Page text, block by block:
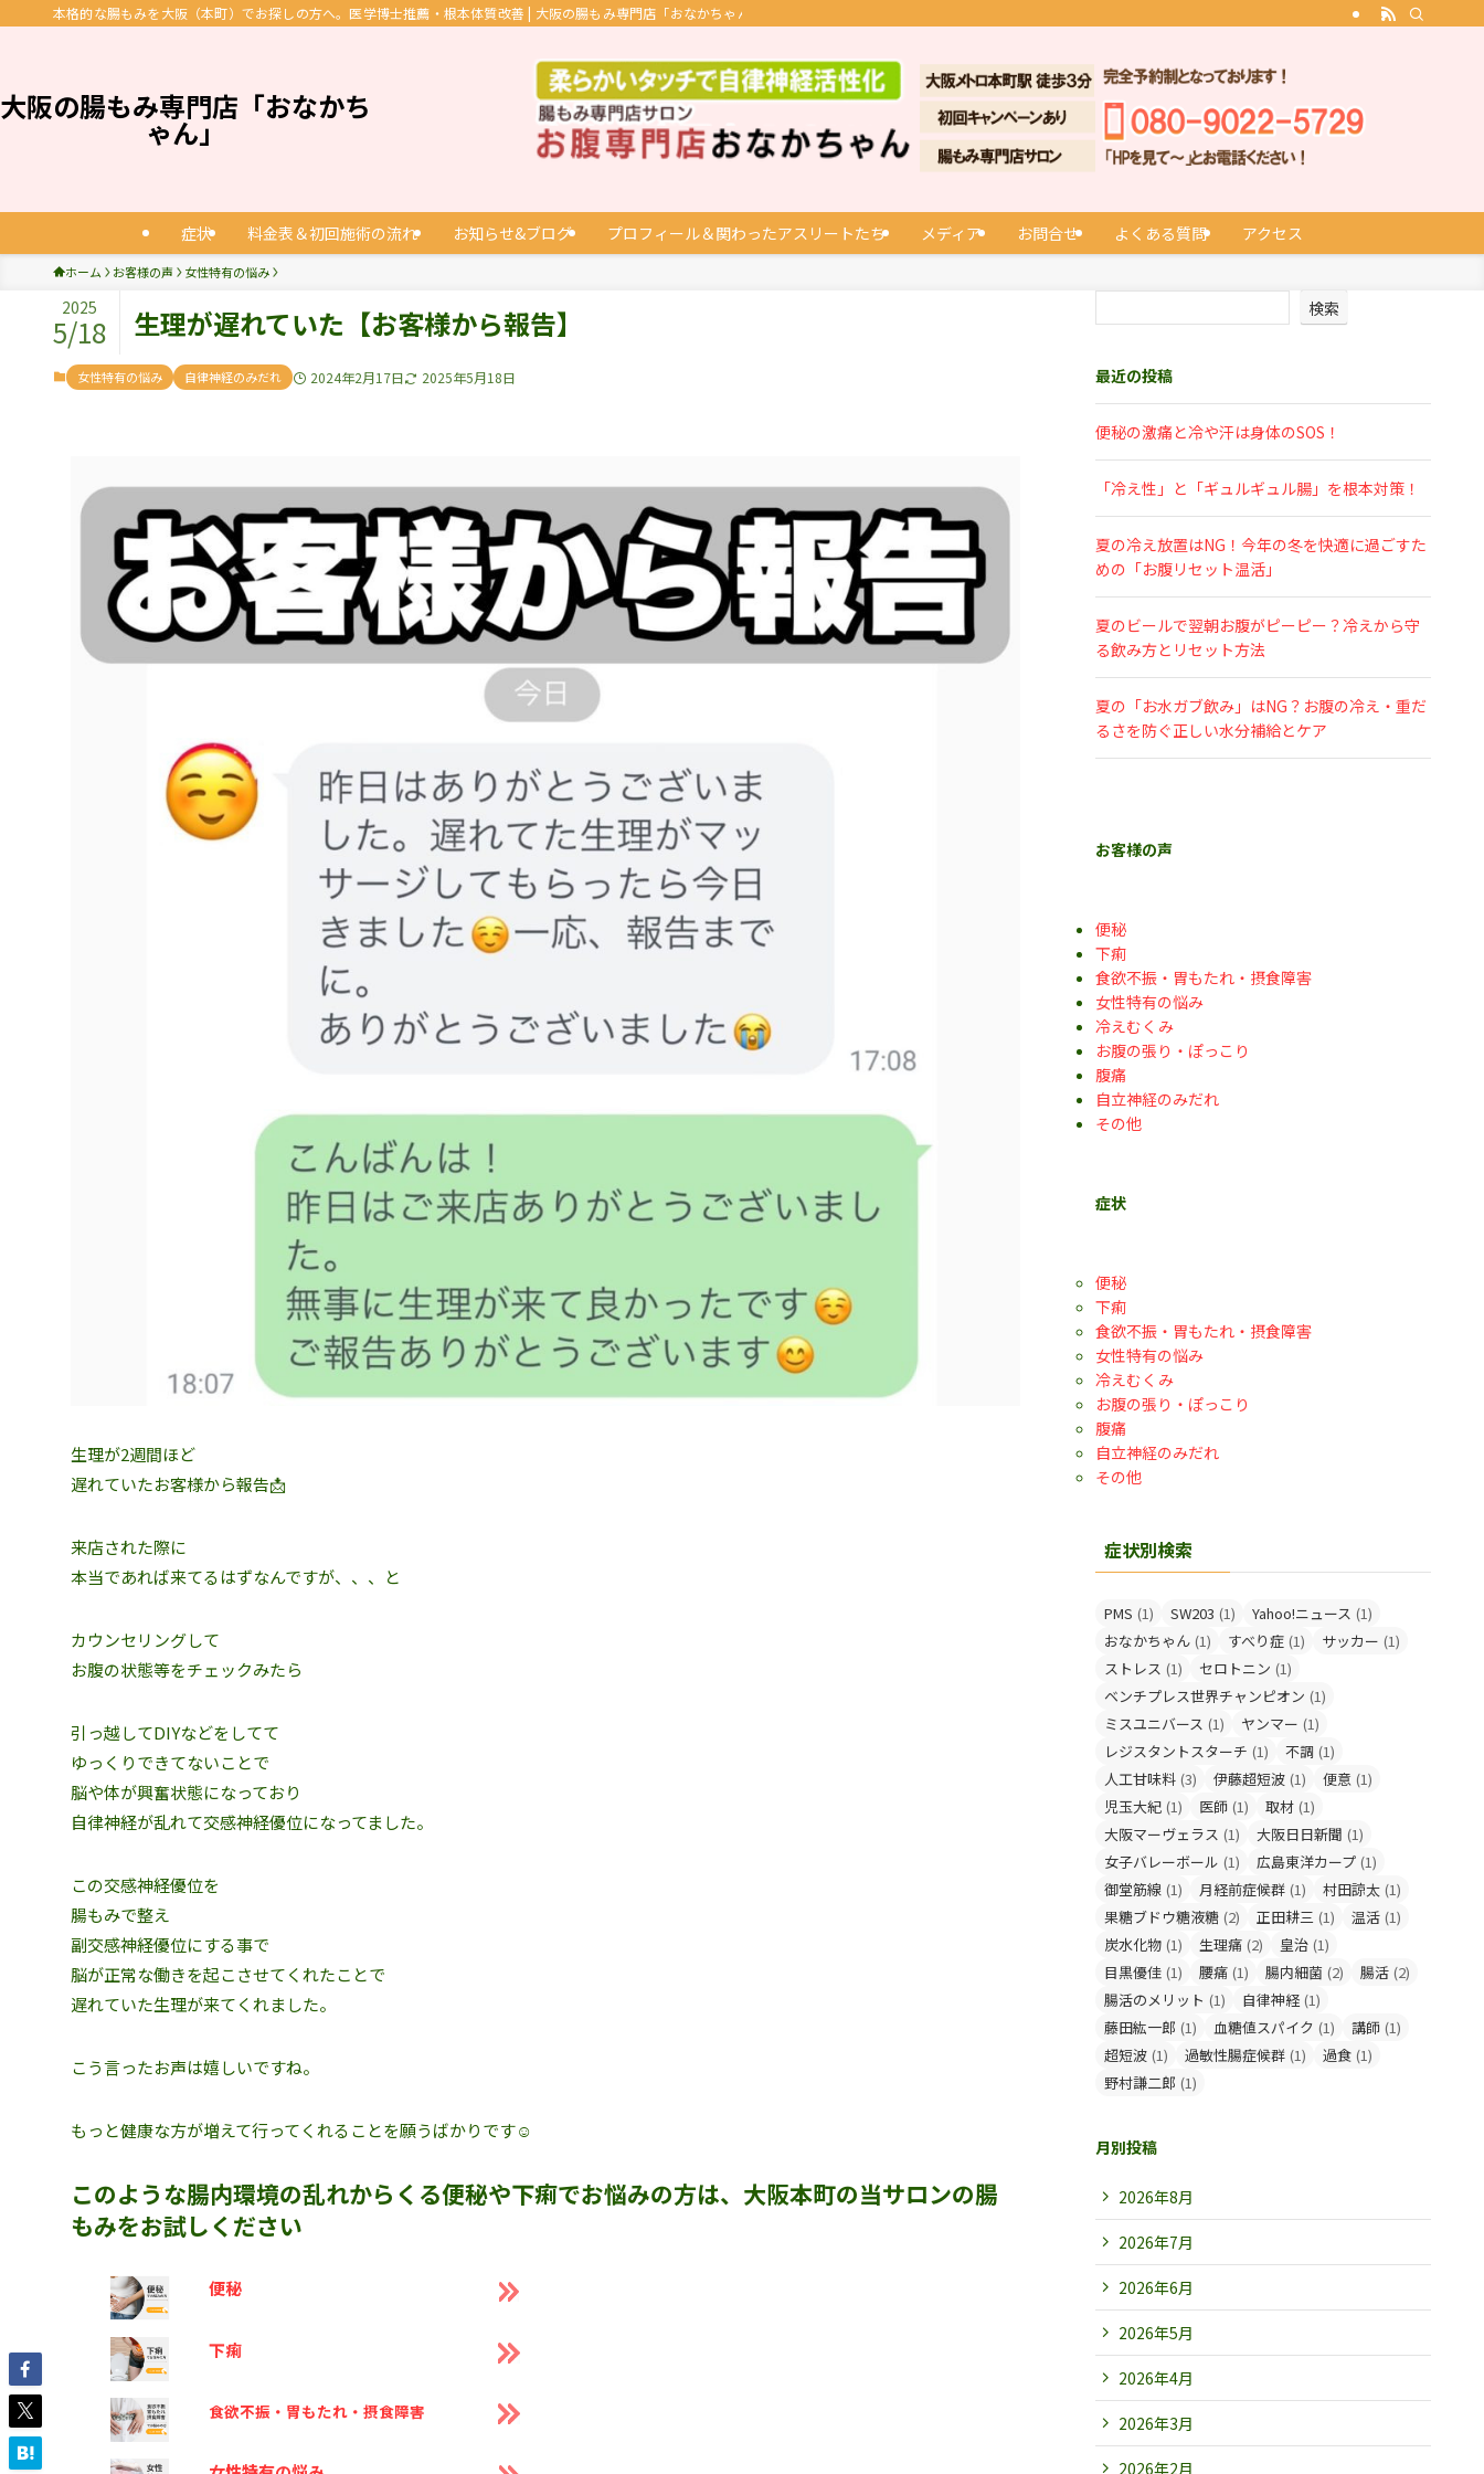
本格的な腸もみを大阪（本町）でお探しの方へ。医学博士推薦・根本体質改善 | 大阪の腸もみ専門店「おなかちゃん」
大阪の腸もみ専門店「おなかち
ゃん」
症状 料金表＆初回施術の流れ お知らせ&ブログ プロフィール＆関わったアスリートたち メディア お問合せ よくある質問 アクセス
ホーム お客様の声 女性特有の悩み
生理が遅れていた【お客様から報告】
2025
5/18
女性特有の悩み 自律神経のみだれ 2024年2月17日 2025年5月18日
生理が2週間ほど
遅れていたお客様から報告📩
来店された際に
本当であれば来てるはずなんですが、、、と
カウンセリングして
お腹の状態等をチェックみたら
引っ越してDIYなどをしてて
ゆっくりできてないことで
脳や体が興奮状態になっており
自律神経が乱れて交感神経優位になってました。
この交感神経優位を
腸もみで整え
副交感神経優位にする事で
脳が正常な働きを起こさせてくれたことで
遅れていた生理が来てくれました。
こう言ったお声は嬉しいですね。
もっと健康な方が増えて行ってくれることを願うばかりです☺️
このような腸内環境の乱れからくる便秘や下痢でお悩みの方は、大阪本町の当サロンの腸
もみをお試しください
便秘
下痢
食欲不振・胃もたれ・摂食障害
検索
最近の投稿
便秘の激痛と冷や汗は身体のSOS！
「冷え性」と「ギュルギュル腸」を根本対策！
夏の冷え放置はNG！今年の冬を快適に過ごすた
めの「お腹リセット温活」
夏のビールで翌朝お腹がピーピー？冷えから守
る飲み方とリセット方法
夏の「お水ガブ飲み」はNG？お腹の冷え・重だ
るさを防ぐ正しい水分補給とケア
お客様の声
便秘
下痢
食欲不振・胃もたれ・摂食障害
女性特有の悩み
冷えむくみ
お腹の張り・ぽっこり
腹痛
自立神経のみだれ
その他
症状
便秘
下痢
食欲不振・胃もたれ・摂食障害
女性特有の悩み
冷えむくみ
お腹の張り・ぽっこり
腹痛
自立神経のみだれ
その他
症状別検索
PMS (1) SW203 (1) Yahoo!ニュース (1)
おなかちゃん (1) すべり症 (1) サッカー (1)
ストレス (1) セロトニン (1)
ベンチプレス世界チャンピオン (1)
ミスユニバース (1) ヤンマー (1)
レジスタントスターチ (1) 不調 (1)
人工甘味料 (3) 伊藤超短波 (1) 便意 (1)
児玉大紀 (1) 医師 (1) 取材 (1)
大阪マーヴェラス (1) 大阪日日新聞 (1)
女子バレーボール (1) 広島東洋カープ (1)
御堂筋線 (1) 月経前症候群 (1) 村田諒太 (1)
果糖ブドウ糖液糖 (2) 正田耕三 (1) 温活 (1)
炭水化物 (1) 生理痛 (2) 皇治 (1)
目黒優佳 (1) 腰痛 (1) 腸内細菌 (2) 腸活 (2)
腸活のメリット (1) 自律神経 (1)
藤田紘一郎 (1) 血糖値スパイク (1) 講師 (1)
超短波 (1) 過敏性腸症候群 (1) 過食 (1)
野村謙二郎 (1)
月別投稿
2026年8月
2026年7月
2026年6月
2026年5月
2026年4月
2026年3月
2026年2月